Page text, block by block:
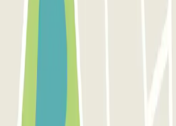
métodos de pago:
y contratación